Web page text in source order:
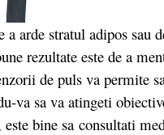
arde stratul adipos sau
rezultate este de a
de puls va permite
va sa va atingeti
bine sa consultati